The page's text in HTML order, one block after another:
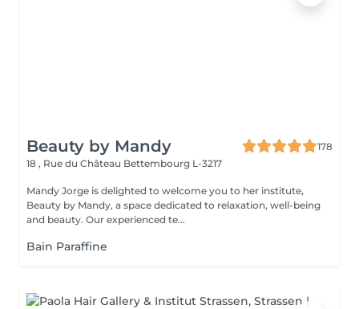
Beauty by Mandy
178
18 , Rue du Château Bettembourg L-3217
Mandy Jorge is delighted to welcome you to her institute,
Beauty by Mandy, a space dedicated to relaxation, well-being
and beauty. Our experienced te...
Bain Paraffine